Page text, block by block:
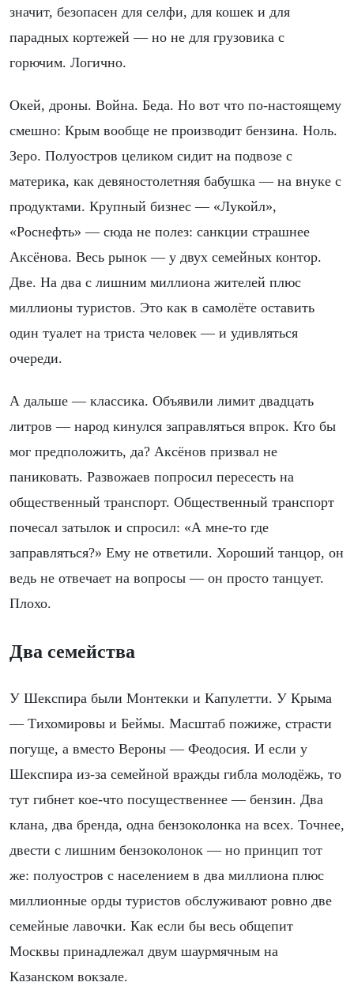
значит, безопасен для селфи, для кошек и для
парадных кортежей — но не для грузовика с
горючим. Логично.
Окей, дроны. Война. Беда. Но вот что по-настоящему
смешно: Крым вообще не производит бензина. Ноль.
Зеро. Полуостров целиком сидит на подвозе с
материка, как девяностолетняя бабушка — на внуке с
продуктами. Крупный бизнес — «Лукойл»,
«Роснефть» — сюда не полез: санкции страшнее
Аксёнова. Весь рынок — у двух семейных контор.
Две. На два с лишним миллиона жителей плюс
миллионы туристов. Это как в самолёте оставить
один туалет на триста человек — и удивляться
очереди.
А дальше — классика. Объявили лимит двадцать
литров — народ кинулся заправляться впрок. Кто бы
мог предположить, да? Аксёнов призвал не
паниковать. Развожаев попросил пересесть на
общественный транспорт. Общественный транспорт
почесал затылок и спросил: «А мне-то где
заправляться?» Ему не ответили. Хороший танцор, он
ведь не отвечает на вопросы — он просто танцует.
Плохо.
Два семейства
У Шекспира были Монтекки и Капулетти. У Крыма
— Тихомировы и Беймы. Масштаб пожиже, страсти
погуще, а вместо Вероны — Феодосия. И если у
Шекспира из-за семейной вражды гибла молодёжь, то
тут гибнет кое-что посущественнее — бензин. Два
клана, два бренда, одна бензоколонка на всех. Точнее,
двести с лишним бензоколонок — но принцип тот
же: полуостров с населением в два миллиона плюс
миллионные орды туристов обслуживают ровно две
семейные лавочки. Как если бы весь общепит
Москвы принадлежал двум шаурмячным на
Казанском вокзале.